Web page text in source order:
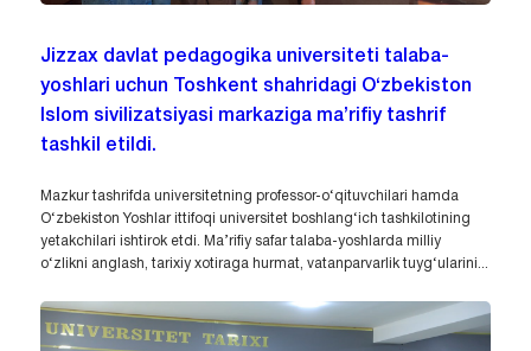
Jizzax davlat pedagogika universiteti talaba-
yoshlari uchun Toshkent shahridagi O‘zbekiston
Islom sivilizatsiyasi markaziga ma’rifiy tashrif
tashkil etildi.
Mazkur tashrifda universitetning professor-o‘qituvchilari hamda
O‘zbekiston Yoshlar ittifoqi universitet boshlang‘ich tashkilotining
yetakchilari ishtirok etdi. Ma’rifiy safar talaba-yoshlarda milliy
o‘zlikni anglash, tarixiy xotiraga hurmat, vatanparvarlik tuyg‘ularini...